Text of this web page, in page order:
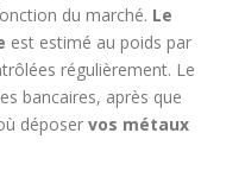
du marché. Le
est estimé au poids par
régulièrement. Le
bancaires, après que
déposer vos métaux